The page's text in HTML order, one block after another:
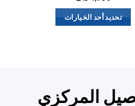
تحديد أحد الخيارات
المختلفة
لهذا
المركزي